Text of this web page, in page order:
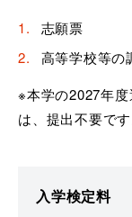
志願票
高等学校等の
※本学の2027年
は、提出不要です
入学検定料